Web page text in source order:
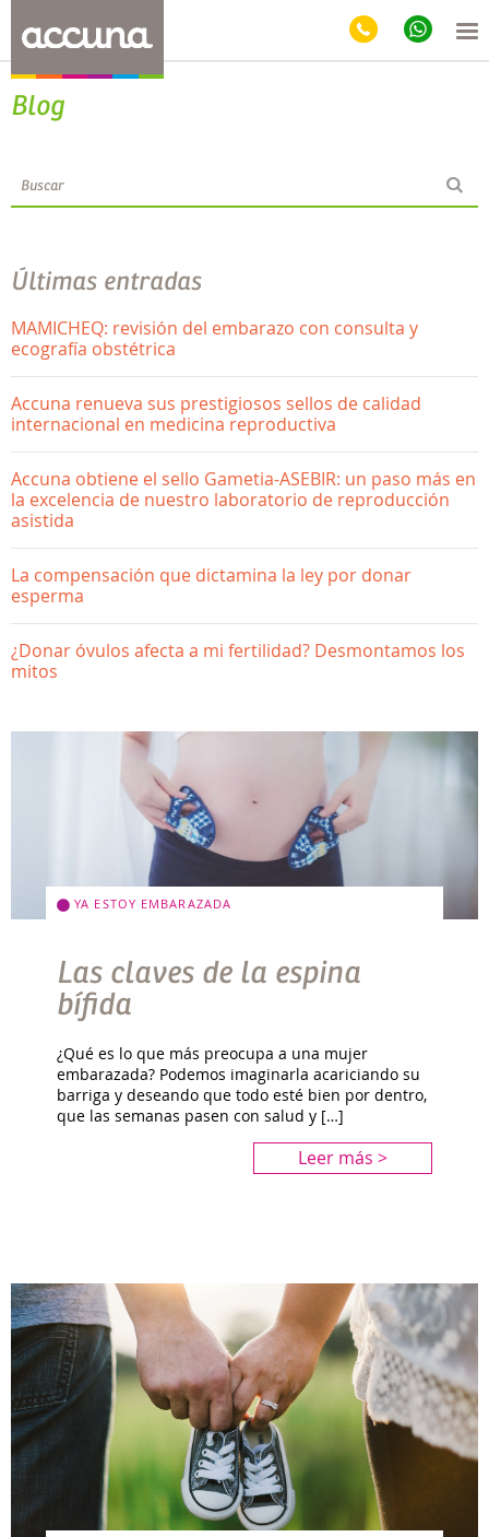
Blog
Últimas entradas
MAMICHEQ: revisión del embarazo con consulta y
ecografía obstétrica
Accuna renueva sus prestigiosos sellos de calidad
internacional en medicina reproductiva
Accuna obtiene el sello Gametia-ASEBIR: un paso más en
la excelencia de nuestro laboratorio de reproducción
asistida
La compensación que dictamina la ley por donar
esperma
¿Donar óvulos afecta a mi fertilidad? Desmontamos los
mitos
YA ESTOY EMBARAZADA
Las claves de la espina
bífida
¿Qué es lo que más preocupa a una mujer
embarazada? Podemos imaginarla acariciando su
barriga y deseando que todo esté bien por dentro,
que las semanas pasen con salud y […]
Leer más >